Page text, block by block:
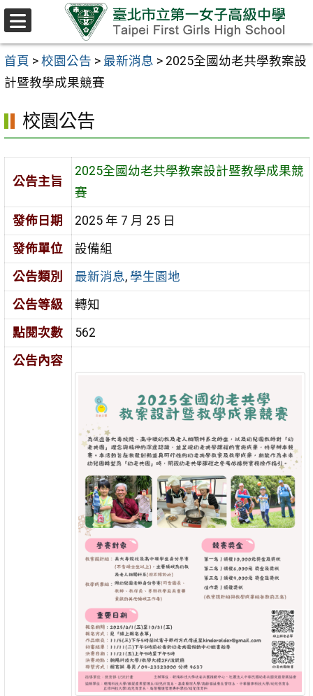
跳至主要內容區
首頁 > 校園公告 > 最新消息 > 2025全國幼老共學教案設
計暨教學成果競賽
校園公告
公告主旨
2025全國幼老共學教案設計暨教學成果競
賽
發佈日期
2025 年 7 月 25 日
發佈單位
設備組
公告類別
最新消息, 學生園地
公告等級
轉知
點閱次數
562
公告內容
選
單